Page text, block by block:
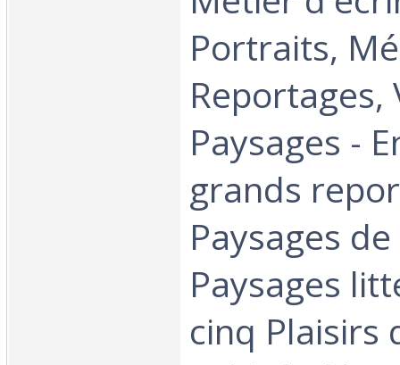
Portraits,
Reportages,
Paysages -
grands
Paysages
Paysages
cinq Plaisirs